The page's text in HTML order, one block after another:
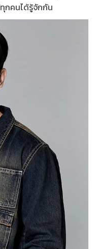
กคนได้รู้จักกัน